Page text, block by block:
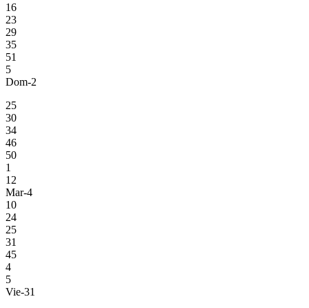
16
23
29
35
51
5
Dom-2
25
30
34
46
50
1
12
Mar-4
10
24
25
31
45
4
5
Vie-31